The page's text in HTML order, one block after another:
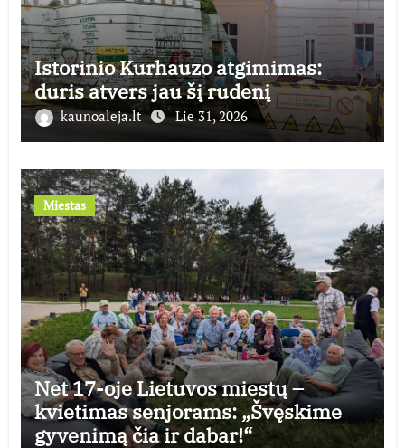
Istorinio Kurhauzo atgimimas:
duris atvers jau šį rudenį
kaunoaleja.lt Lie 31, 2026
Miestas
Net 17-oje Lietuvos miestų –
kvietimas senjorams: „Švęskime
gyvenimą čia ir dabar!“